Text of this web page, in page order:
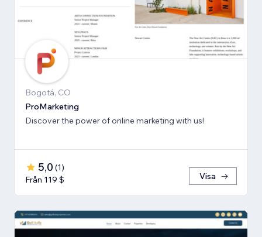
Bogotá, CO
ProMarketing
Discover the power of online marketing with us!
5,0 (1)
Från 119 $
Visa